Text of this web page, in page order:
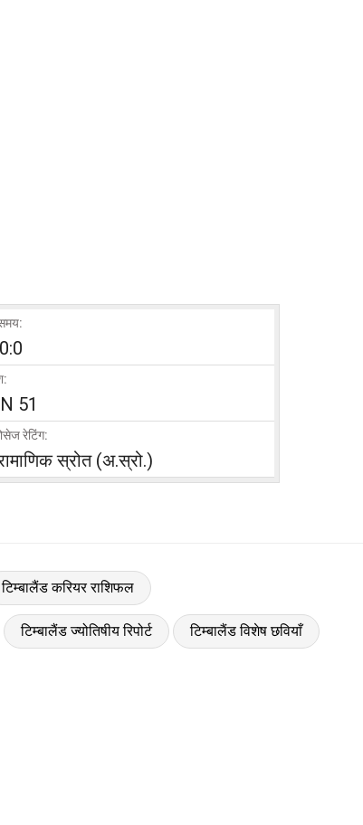
51
रेटिंग:
स्रोत (अ.स्रो.)
टिम्बालैंड करियर राशिफल
टिम्बालैंड ज्योतिषीय रिपोर्ट टिम्बालैंड विशेष छवियाँ